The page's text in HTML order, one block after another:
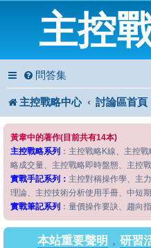
主控
問答集
主控戰略中心 討論區首頁
黃韋中的著作(目前共有14本)
主控戰略系列 ：主控戰略K線、主控
略成交量、主控戰略即時盤態、主控
實戰手記系列： 主控對稱操作學、主
理論、主控技術分析使用手冊、中短
實戰筆記系列 ：量價操作要訣、趨向
本站重要聲明 ， 研習